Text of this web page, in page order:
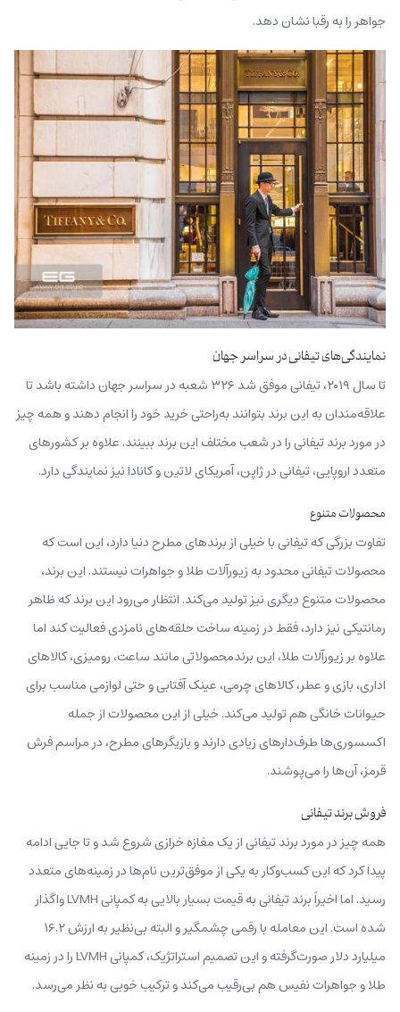
جواهر را به رقبا نشان دهد.
نمایندگی‌های تیفانی در سراسر جهان
تا سال ۲۰۱۹، تیفانی موفق شد ۳۲۶ شعبه در سراسر جهان داشته باشد تا
علاقه‌مندان به این برند بتوانند به‌راحتی خرید خود را انجام دهند و همه چیز
در مورد برند تیفانی را در شعب مختلف این برند ببینند. علاوه بر کشورهای
متعدد اروپایی، تیفانی در ژاپن، آمریکای لاتین و کانادا نیز نمایندگی دارد.
محصولات متنوع
تفاوت بزرگی که تیفانی با خیلی از برندهای مطرح دنیا دارد، این است که
محصولات تیفانی محدود به زیورآلات طلا و جواهرات نیستند. این برند،
محصولات متنوع دیگری نیز تولید می‌کند. انتظار می‌رود این برند که ظاهر
رمانتیکی نیز دارد، فقط در زمینه ساخت حلقه‌های نامزدی فعالیت کند اما
علاوه بر زیورآلات طلا، این برندمحصولاتی مانند ساعت، رومیزی، کالاهای
اداری، بازی‌ و عطر، کالاهای چرمی، عینک آفتابی و حتی لوازمی مناسب برای
حیوانات خانگی هم تولید می‌کند. خیلی از این محصولات از جمله
اکسسوری‌ها طرف‌دارهای زیادی دارند و بازیگرهای مطرح، در مراسم فرش
قرمز، آن‌ها را می‌پوشند.
فروش برند تیفانی
همه چیز در مورد برند تیفانی از یک مغازه خرازی شروع شد و تا جایی ادامه
پیدا کرد که این کسب‌وکار به یکی از موفق‌ترین نام‌ها در زمینه‌های متعدد
رسید. اما اخیراً برند تیفانی به قیمت بسیار بالایی به کمپانی LVMH واگذار
شده است. این معامله با رقمی چشمگیر و البته بی‌نظیر به ارزش ۱۶.۲
میلیارد دلار صورت‌گرفته و این تصمیم استراتژیک، کمپانی LVMH را در زمینه
طلا و جواهرات نفیس هم بی‌رقیب می‌کند و ترکیب خوبی به نظر می‌رسد.